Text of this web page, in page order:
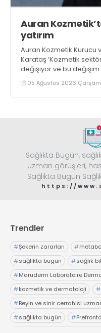
Auran
yatırım
Auran Kozmetik Kurucu
Karataş ‘Kozmetik
değişiyor ve bu
geliştirmeye
uluslararası pazardaki
05 Ağustos 2026
Sağlıkta Bugün,
uzman görüşleri,
Sağlıkta Bugün
https://
Trendler
#Şekerin zararları #
#sağlıkta bugün #sağlık
#Maruderm Laboratoire
#kozmetik ve dermatoloji #
#Beyin ve sinir cerrahisi
#sağlıkta bugün #